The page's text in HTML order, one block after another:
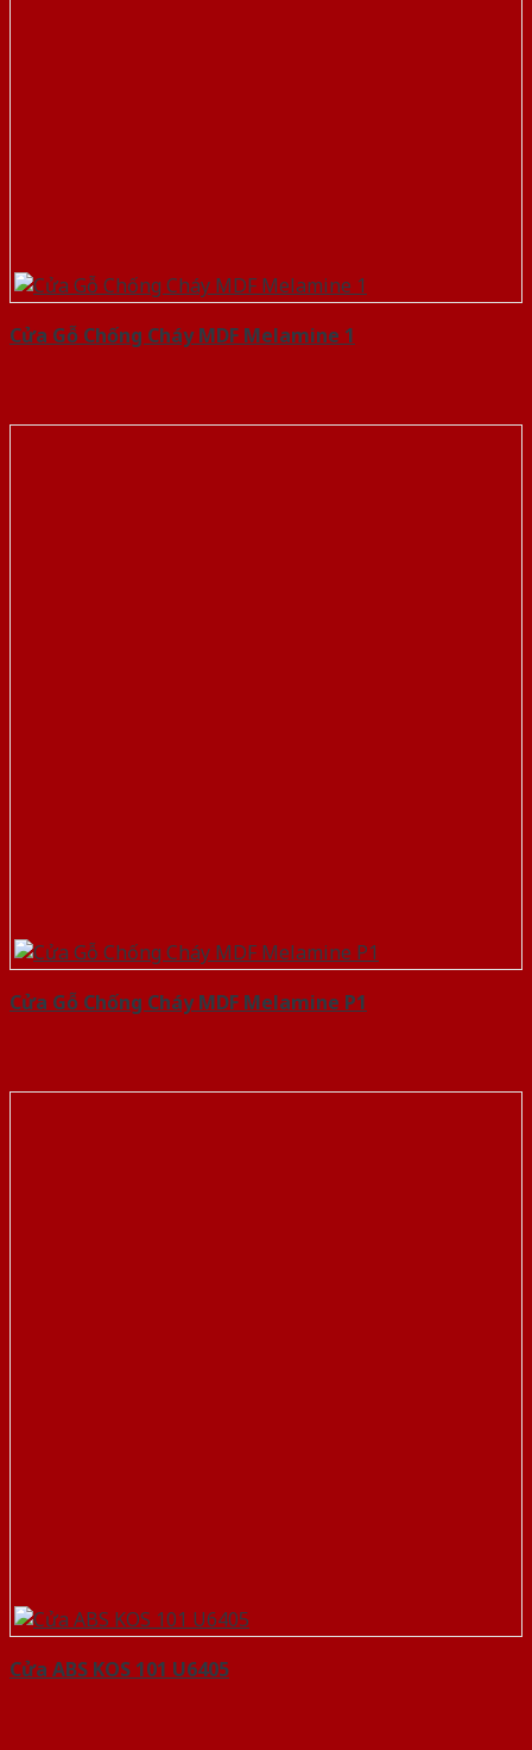
Cửa Gỗ Chống Cháy MDF Melamine 1
Cửa Gỗ Chống Cháy MDF Melamine P1
Cửa ABS KOS 101 U6405